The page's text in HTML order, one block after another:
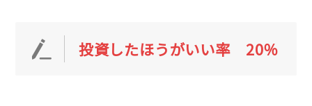
投資したほうがいい率 20％